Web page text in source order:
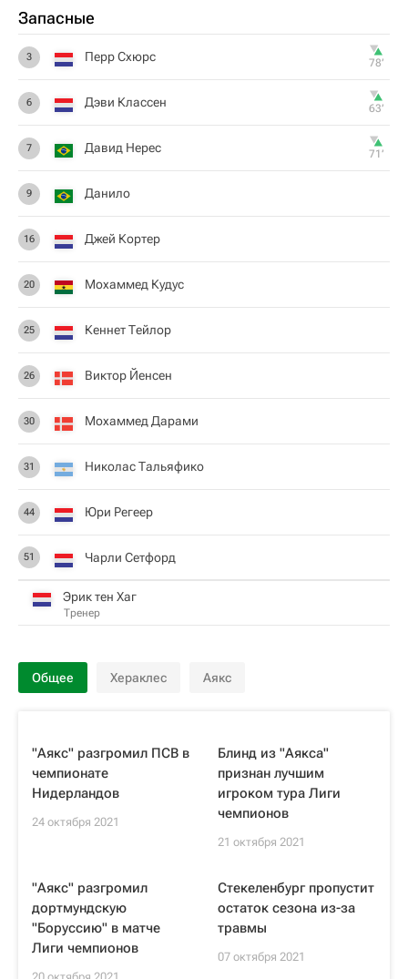
Запасные
3 Перр Схюрс 78‎’‎
6 Дэви Классен 63‎’‎
7 Давид Нерес 71‎’‎
9 Данило
16 Джей Кортер
20 Мохаммед Кудус
25 Кеннет Тейлор
26 Виктор Йенсен
30 Мохаммед Дарами
31 Николас Тальяфико
44 Юри Регеер
51 Чарли Сетфорд
Эрик тен Хаг
Тренер
Общее Хераклес Аякс
"Аякс" разгромил ПСВ в
чемпионате
Нидерландов
24 октября 2021
Блинд из "Аякса"
признан лучшим
игроком тура Лиги
чемпионов
21 октября 2021
"Аякс" разгромил
дортмундскую
"Боруссию" в матче
Лиги чемпионов
Стекеленбург пропустит
остаток сезона из-за
травмы
07 октября 2021